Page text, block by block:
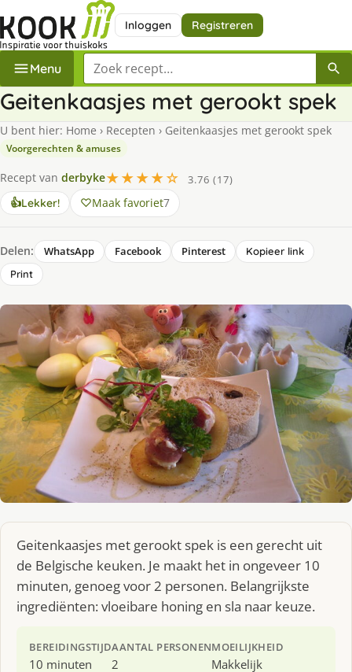
Inloggen Registreren
Menu Zoek een recept
Geitenkaasjes met gerookt spek
U bent hier: Home › Recepten › Geitenkaasjes met gerookt spek
Voorgerechten & amuses
Recept van derbyke★★★★☆
3.76 (17)
👍Lekker! Maak favoriet7
Delen: WhatsApp Facebook Pinterest
Kopieer link
Print
Geitenkaasjes met gerookt spek is een gerecht uit
de Belgische keuken. Je maakt het in ongeveer 10
minuten, genoeg voor 2 personen. Belangrijkste
ingrediënten: vloeibare honing en sla naar keuze.
BEREIDINGSTIJD
10 minuten
AANTAL PERSONEN
2
MOEILIJKHEID
Makkelijk